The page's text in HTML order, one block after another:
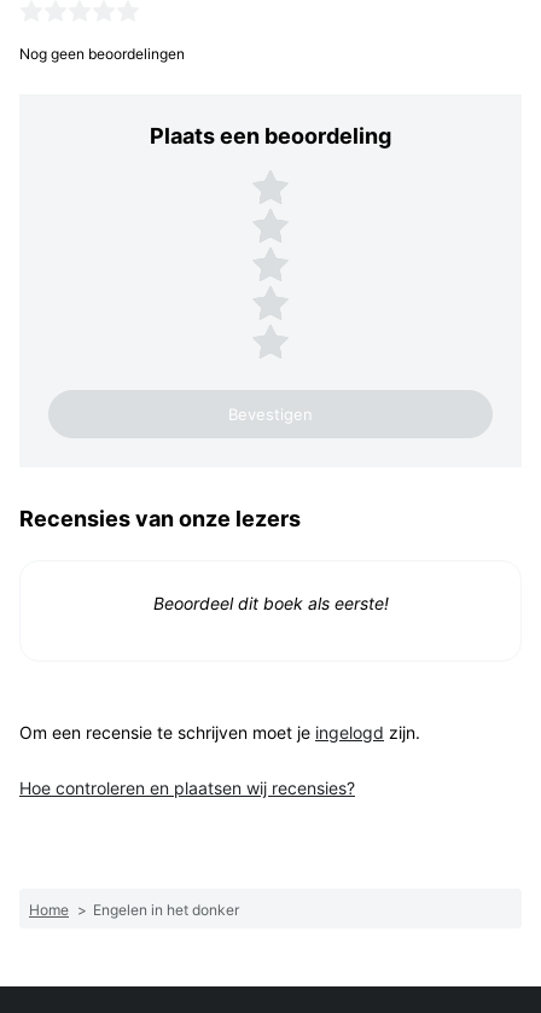
Nog geen beoordelingen
Plaats een beoordeling
Plaats een beoordeling
5 sterren
4 sterren
3 sterren
2 sterren
1 ster
Recensies van onze lezers
Beoordeel dit boek als eerste!
Om een recensie te schrijven moet je ingelogd zijn.
Hoe controleren en plaatsen wij recensies?
Home > Engelen in het donker